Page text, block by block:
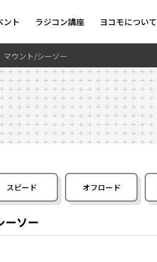
ント ラジコン講座 ヨコモについて
マウント/シーソー
スピード オフロード
ーソー